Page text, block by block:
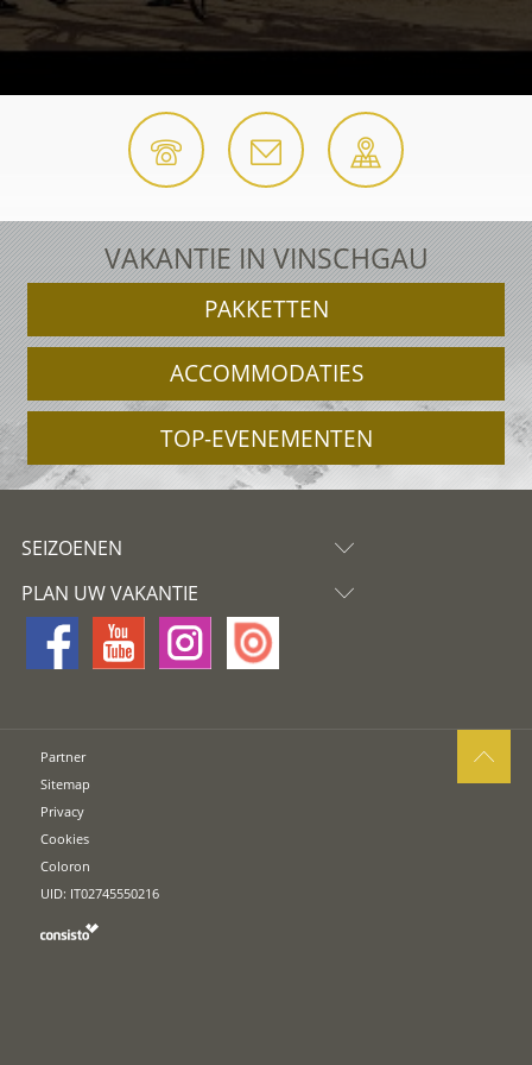
VAKANTIE IN VINSCHGAU
PAKKETTEN
ACCOMMODATIES
TOP-EVENEMENTEN
SEIZOENEN
PLAN UW VAKANTIE
Partner
Sitemap
Privacy
Cookies
Coloron
UID: IT02745550216